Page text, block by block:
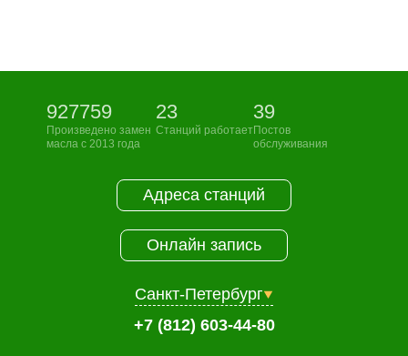
927759
Произведено замен
масла с 2013 года
23
Станций работает
39
Постов
обслуживания
Адреса станций
Онлайн запись
Санкт-Петербург
+7 (812) 603-44-80